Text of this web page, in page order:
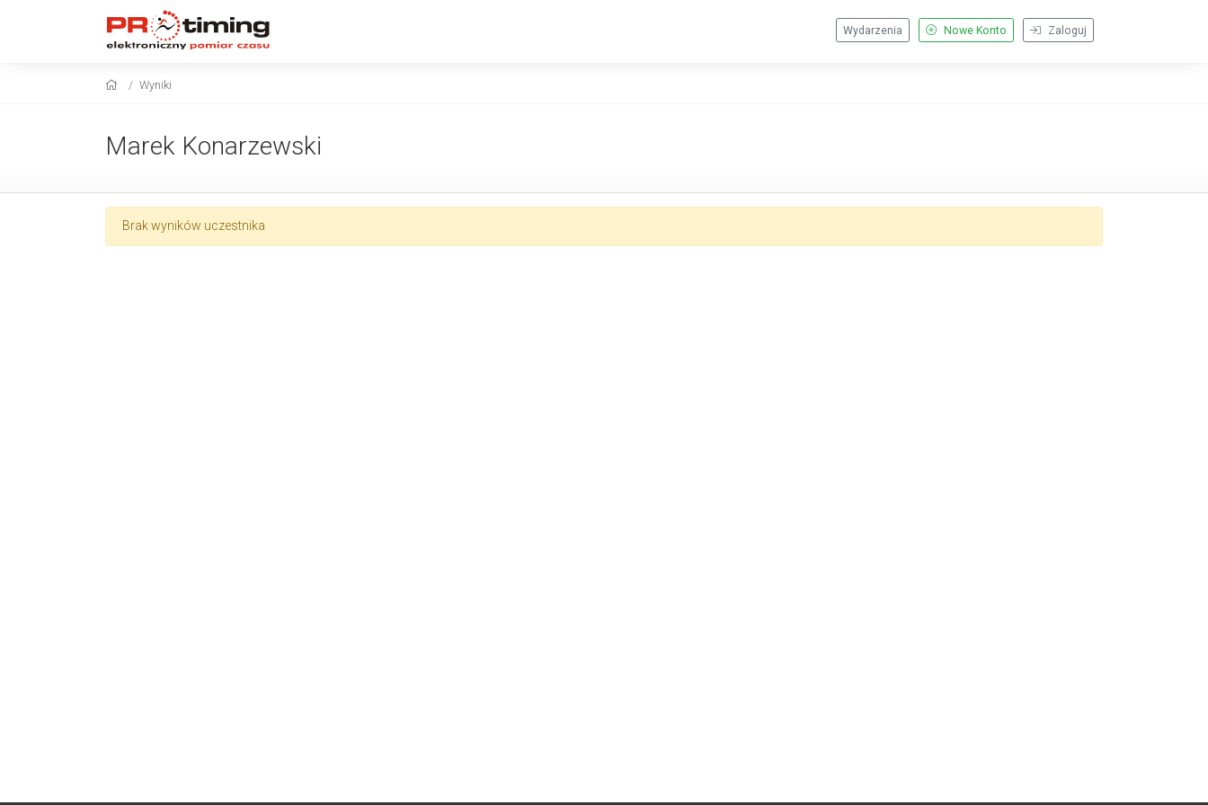
Zaloguj
Nowe Konto
Wydarzenia
Wyniki
Marek Konarzewski
Brak wyników uczestnika